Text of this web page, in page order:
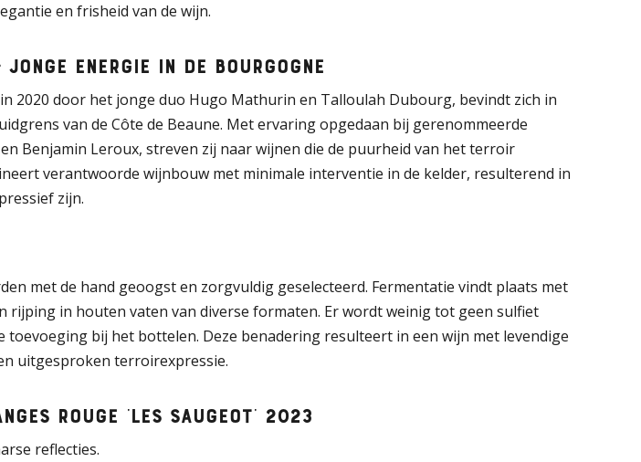
en frisheid van de wijn.
Jonge energie in de Bourgogne
2020 door het jonge duo Hugo Mathurin en Talloulah Dubourg, bevindt zich in
van de Côte de Beaune. Met ervaring opgedaan bij gerenommeerde
Benjamin Leroux, streven zij naar wijnen die de puurheid van het terroir
verantwoorde wijnbouw met minimale interventie in de kelder, resulterend in
zijn.
met de hand geoogst en zorgvuldig geselecteerd. Fermentatie vindt plaats met
rijping in houten vaten van diverse formaten. Er wordt weinig tot geen sulfiet
toevoeging bij het bottelen. Deze benadering resulteert in een wijn met levendige
uitgesproken terroirexpressie.
Rouge ‘Les Saugeot’ 2023
reflecties.